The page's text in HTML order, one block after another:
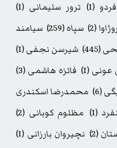
(1) ترور سلیمانی (1)
روژاوا(2) سپاه(259)
سیامند
(445) شیرسن نجفی(1)
عونی (1) فائزه هاشمی (3)
(6)
محمدرضا اسکندری
(1) مظلوم کوبانی (2)
(2) نچیروان بارزانی (1)